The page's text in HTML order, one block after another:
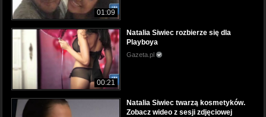
01:09
00:21
Natalia Siwiec rozbierze się dla
Playboya
Gazeta.pl
Natalia Siwiec twarzą kosmetyków.
Zobacz wideo z sesji zdjęciowej